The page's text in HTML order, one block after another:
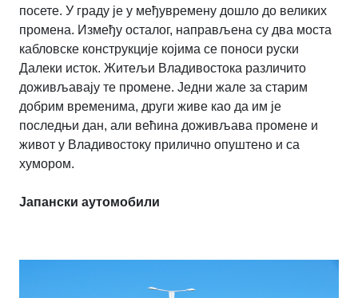
посете. У граду је у међувремену дошло до великих
промена. Између осталог, направљена су два моста
кабловске конструкције којима се поноси руски
Далеки исток. Житељи Владивостока различито
доживљавају те промене. Једни жале за старим
добрим временима, други живе као да им је
последњи дан, али већина доживљава промене и
живот у Владивостоку прилично опуштено и са
хумором.
Јапански аутомобили